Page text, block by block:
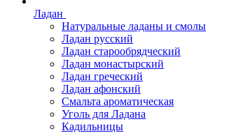
Ладан
Натуральные ладаны и смолы
Ладан русский
Ладан старообрядческий
Ладан монастырский
Ладан греческий
Ладан афонский
Смальта ароматическая
Уголь для Ладана
Кадильницы